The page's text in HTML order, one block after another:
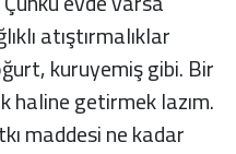
atıştırmalıklar
kuruyemiş gibi. Bir
haline getirmek lazım.
maddesi ne kadar